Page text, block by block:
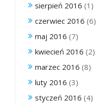
sierpień 2016 (1)
czerwiec 2016 (6)
maj 2016 (7)
kwiecień 2016 (2)
marzec 2016 (8)
luty 2016 (3)
styczeń 2016 (4)